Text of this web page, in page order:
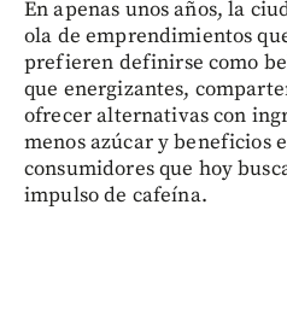
En apenas unos años, la
ola de emprendimientos
prefieren definirse como
que energizantes,
ofrecer alternativas con
menos azúcar y beneficios
consumidores que hoy
impulso de cafeína.